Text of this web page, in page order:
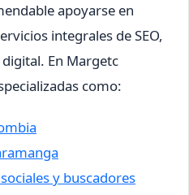
apoyarse en
integrales de SEO,
En Margetc
como:
y buscadores